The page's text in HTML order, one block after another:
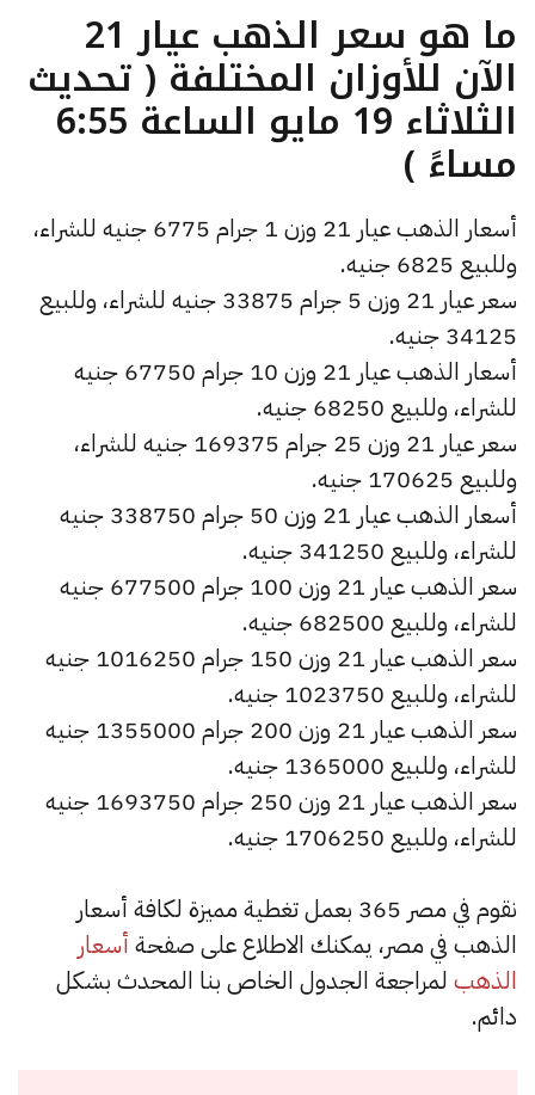
ما هو سعر الذهب عيار 21
الآن للأوزان المختلفة ( تحديث
الثلاثاء 19 مايو الساعة 6:55
مساءً )
أسعار الذهب عيار 21 وزن 1 جرام 6775 جنيه للشراء،
وللبيع 6825 جنيه.
سعر عيار 21 وزن 5 جرام 33875 جنيه للشراء، وللبيع
34125 جنيه.
أسعار الذهب عيار 21 وزن 10 جرام 67750 جنيه
للشراء، وللبيع 68250 جنيه.
سعر عيار 21 وزن 25 جرام 169375 جنيه للشراء،
وللبيع 170625 جنيه.
أسعار الذهب عيار 21 وزن 50 جرام 338750 جنيه
للشراء، وللبيع 341250 جنيه.
سعر الذهب عيار 21 وزن 100 جرام 677500 جنيه
للشراء، وللبيع 682500 جنيه.
سعر الذهب عيار 21 وزن 150 جرام 1016250 جنيه
للشراء، وللبيع 1023750 جنيه.
سعر الذهب عيار 21 وزن 200 جرام 1355000 جنيه
للشراء، وللبيع 1365000 جنيه.
سعر الذهب عيار 21 وزن 250 جرام 1693750 جنيه
للشراء، وللبيع 1706250 جنيه.
نقوم في مصر 365 بعمل تغطية مميزة لكافة أسعار
الذهب في مصر، يمكنك الاطلاع على صفحة أسعار
الذهب لمراجعة الجدول الخاص بنا المحدث بشكل
دائم.